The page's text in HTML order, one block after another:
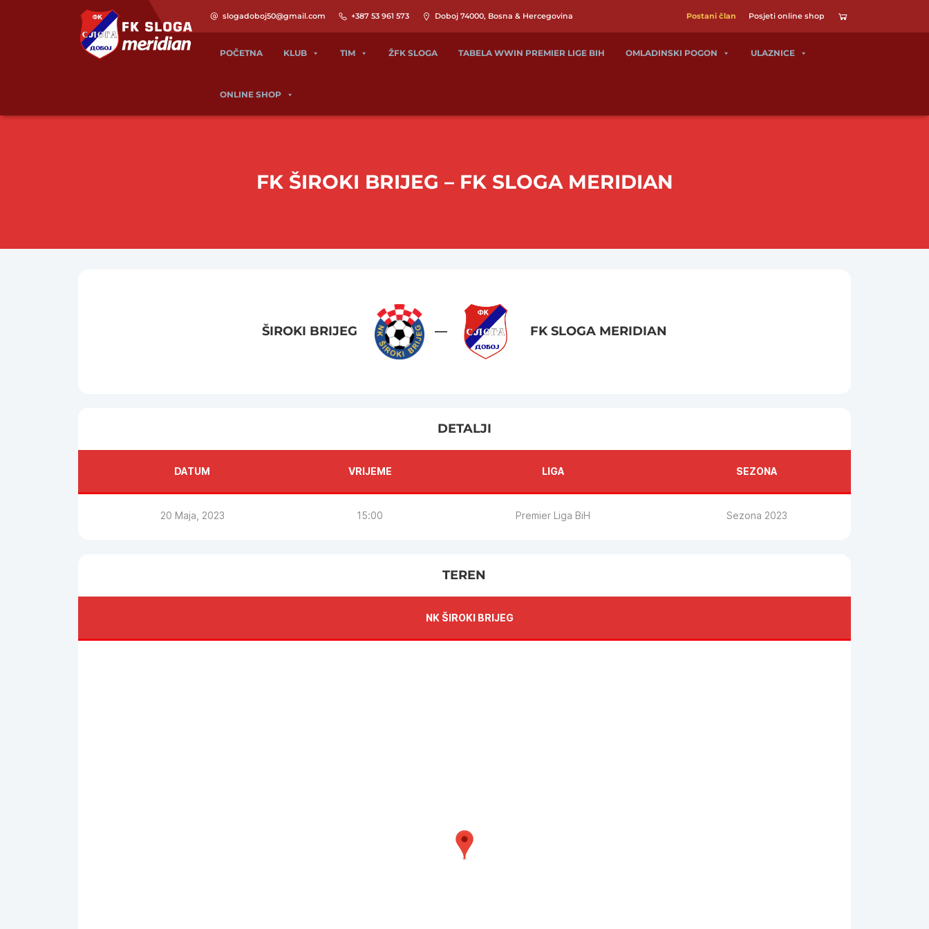
slogadoboj50@gmail.com +387 53 961 573 Doboj 74000, Bosna & Hercegovina Postani član Posjeti online shop
POČETNA KLUB TIM ŽFK SLOGA TABELA WWIN PREMIER LIGE BIH OMLADINSKI POGON ULAZNICE
ONLINE SHOP
FK ŠIROKI BRIJEG – FK SLOGA MERIDIAN
ŠIROKI BRIJEG — FK SLOGA MERIDIAN
DETALJI
DATUM VRIJEME LIGA SEZONA
20 Maja, 2023 15:00 Premier Liga BiH Sezona 2023
TEREN
NK ŠIROKI BRIJEG